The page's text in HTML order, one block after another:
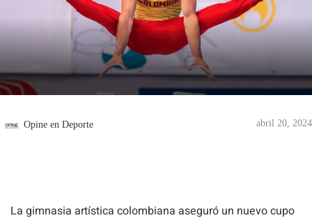
Opine en Deporte abril 20, 2024
La gimnasia artística colombiana aseguró un nuevo cupo